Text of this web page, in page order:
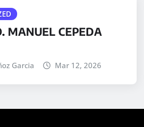
MANUEL CEPEDA
Garcia Mar 12, 2026